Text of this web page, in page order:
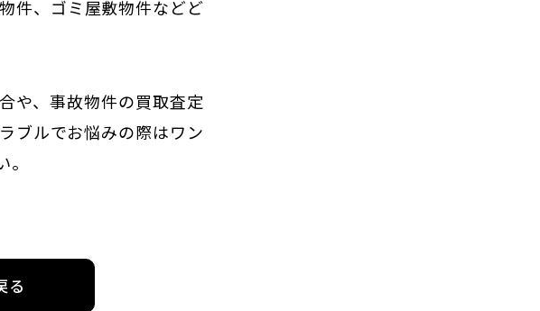
件、ゴミ屋敷物件などど
や、事故物件の買取査定
ブルでお悩みの際はワン
る